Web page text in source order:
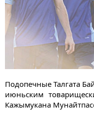
Подопечные Талгата
июньским
Кажымукана